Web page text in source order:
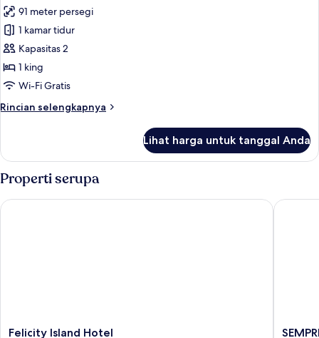
foto
untuk
Suite
Eksekutif
91 meter persegi
1 kamar tidur
Kapasitas 2
1 king
Wi-Fi Gratis
Rincian selengkapnya
Rincian
Suite
Eksekutif
Lihat harga untuk tanggal Anda
Properti serupa
Felicity
Felicity Island Hotel
Felicity Island Hotel
SEMPRE